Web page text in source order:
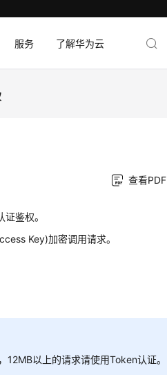
服务 了解华为云
查看PDF
鉴权。
Key)加密调用请求。
以上的请求请使用Token认证。